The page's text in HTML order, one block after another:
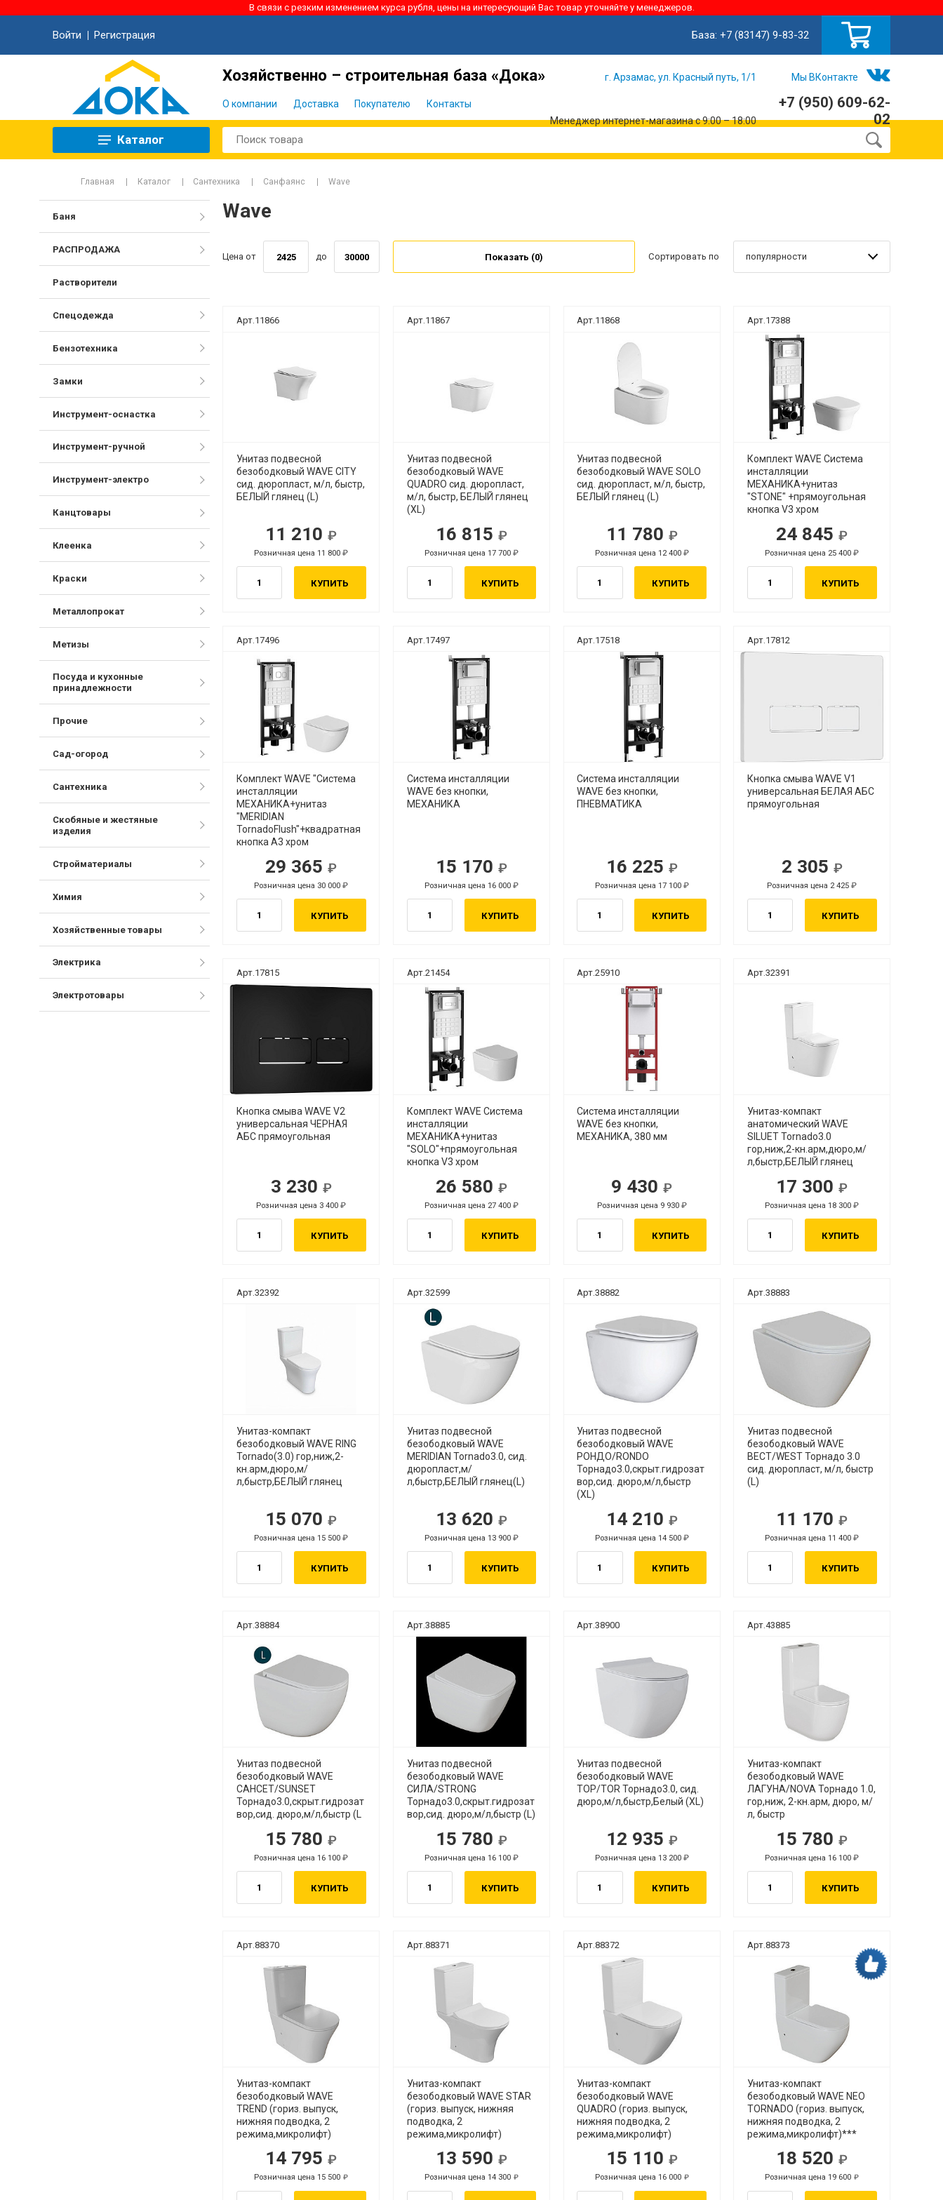
В связи с резким изменением курса рубля, цены на интересующий Вас товар уточняйте у менеджеров.
Войти Регистрация База: +7 (83147) 9-83-32
Хозяйственно – строительная база «Дока»
О компании Доставка Покупателю Контакты
г. Арзамас, ул. Красный путь, 1/1 Мы ВКонтакте
Менеджер интернет-магазина с 9:00 – 18:00
+7 (950) 609-62-
02
Каталог
Главная Каталог Сантехника Санфаянс Wave
Wave
Цена от до Показать (0) Сортировать по популярности
Арт.11866
Унитаз подвесной
безободковый WAVE CITY
сид. дюропласт, м/л, быстр,
БЕЛЫЙ глянец (L)
11 210
Розничная цена 11 800
КУПИТЬ
Арт.11867
Унитаз подвесной
безободковый WAVE
QUADRO сид. дюропласт,
м/л, быстр, БЕЛЫЙ глянец
(XL)
16 815
Розничная цена 17 700
КУПИТЬ
Арт.11868
Унитаз подвесной
безободковый WAVE SOLO
сид. дюропласт, м/л, быстр,
БЕЛЫЙ глянец (L)
11 780
руб.
Розничная цена 12 400
руб.
КУПИТЬ
Арт.17388
Комплект WAVE Система
инсталляции
МЕХАНИКА+унитаз
"STONE" +прямоугольная
кнопка V3 хром
24 845
руб.
Розничная цена 25 400
руб.
КУПИТЬ
Арт.17496
Комплект WAVE "Система
инсталляции
МЕХАНИКА+унитаз
"MERIDIAN
TornadoFlush"+квадратная
кнопка A3 хром
29 365
Розничная цена 30 000
КУПИТЬ
Арт.17497
Система инсталляции
WAVE без кнопки,
МЕХАНИКА
15 170
Розничная цена 16 000
КУПИТЬ
Арт.17518
Система инсталляции
WAVE без кнопки,
ПНЕВМАТИКА
16 225
руб.
Розничная цена 17 100
руб.
КУПИТЬ
Арт.17812
Кнопка смыва WAVE V1
универсальная БЕЛАЯ АБС
прямоугольная
2 305
руб.
Розничная цена 2 425
руб.
КУПИТЬ
Арт.17815
Кнопка смыва WAVE V2
универсальная ЧЕРНАЯ
АБС прямоугольная
3 230
Розничная цена 3 400
КУПИТЬ
Арт.21454
Комплект WAVE Система
инсталляции
МЕХАНИКА+унитаз
"SOLO"+прямоугольная
кнопка V3 хром
26 580
Розничная цена 27 400
КУПИТЬ
Арт.25910
Система инсталляции
WAVE без кнопки,
МЕХАНИКА, 380 мм
9 430
руб.
Розничная цена 9 930
руб.
КУПИТЬ
Арт.32391
Унитаз-компакт
анатомический WAVE
SILUET Tornado3.0
гор,ниж,2-кн.арм,дюро,м/
л,быстр,БЕЛЫЙ глянец
17 300
руб.
Розничная цена 18 300
руб.
КУПИТЬ
Арт.32392
Унитаз-компакт
безободковый WAVE RING
Tornado(3.0) гор,ниж,2-
кн.арм,дюро,м/
л,быстр,БЕЛЫЙ глянец
15 070
Розничная цена 15 500
КУПИТЬ
Арт.32599
Унитаз подвесной
безободковый WAVE
MERIDIAN Tornado3.0, сид.
дюропласт,м/
л,быстр,БЕЛЫЙ глянец(L)
13 620
Розничная цена 13 900
КУПИТЬ
Арт.38882
Унитаз подвесной
безободковый WAVE
РОНДО/RONDO
Торнадо3.0,скрыт.гидрозат
вор,сид. дюро,м/л,быстр
(XL)
14 210
руб.
Розничная цена 14 500
руб.
КУПИТЬ
Арт.38883
Унитаз подвесной
безободковый WAVE
ВЕСТ/WEST Торнадо 3.0
сид. дюропласт, м/л, быстр
(L)
11 170
руб.
Розничная цена 11 400
руб.
КУПИТЬ
Арт.38884
Унитаз подвесной
безободковый WAVE
САНСЕТ/SUNSET
Торнадо3.0,скрыт.гидрозат
вор,сид. дюро,м/л,быстр (L
15 780
Розничная цена 16 100
КУПИТЬ
Арт.38885
Унитаз подвесной
безободковый WAVE
СИЛА/STRONG
Торнадо3.0,скрыт.гидрозат
вор,сид. дюро,м/л,быстр (L)
15 780
Розничная цена 16 100
КУПИТЬ
Арт.38900
Унитаз подвесной
безободковый WAVE
ТОР/TOR Торнадо3.0, сид.
дюро,м/л,быстр,Белый (XL)
12 935
руб.
Розничная цена 13 200
руб.
КУПИТЬ
Арт.43885
Унитаз-компакт
безободковый WAVE
ЛАГУНА/NOVA Торнадо 1.0,
гор,ниж, 2-кн.арм, дюро, м/
л, быстр
15 780
руб.
Розничная цена 16 100
руб.
КУПИТЬ
Арт.88370
Унитаз-компакт
безободковый WAVE
TREND (гориз. выпуск,
нижняя подводка, 2
режима,микролифт)
14 795
Розничная цена 15 500
Арт.88371
Унитаз-компакт
безободковый WAVE STAR
(гориз. выпуск, нижняя
подводка, 2
режима,микролифт)
13 590
Розничная цена 14 300
Арт.88372
Унитаз-компакт
безободковый WAVE
QUADRO (гориз. выпуск,
нижняя подводка, 2
режима,микролифт)
15 110
руб.
Розничная цена 16 000
руб.
Арт.88373
Унитаз-компакт
безободковый WAVE NEO
TORNADO (гориз. выпуск,
нижняя подводка, 2
режима,микролифт)***
18 520
руб.
Розничная цена 19 600
руб.
Баня
РАСПРОДАЖА
Растворители
Спецодежда
Бензотехника
Замки
Инструмент-оснастка
Инструмент-ручной
Инструмент-электро
Канцтовары
Клеенка
Краски
Металлопрокат
Метизы
Посуда и кухонные
принадлежности
Прочие
Сад-огород
Сантехника
Скобяные и жестяные
изделия
Стройматериалы
Химия
Хозяйственные товары
Электрика
Электротовары